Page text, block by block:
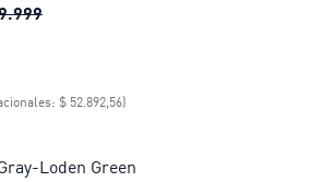
Zapatillas PUMA-180
PUMA-180
$ 52.892,56)
Loden Green